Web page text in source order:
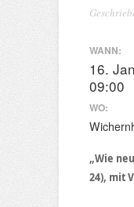
WANN:
16.
09:00
WO:
„Wie
24), mit